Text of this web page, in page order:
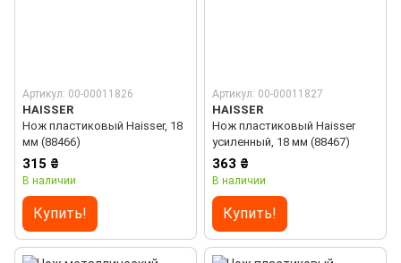
Артикул: 00-00011826
HAISSER
Нож пластиковый Haisser, 18
мм (88466)
315 ₴
В наличии
Купить!
Артикул: 00-00011827
HAISSER
Нож пластиковый Haisser
усиленный, 18 мм (88467)
363 ₴
В наличии
Купить!